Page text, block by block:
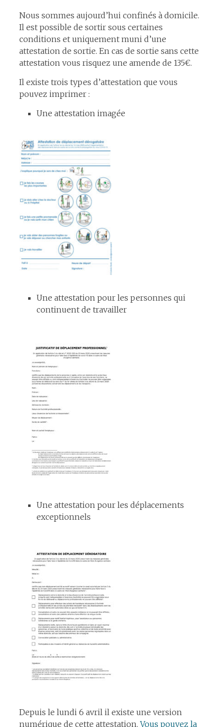
Nous sommes aujourd’hui confinés à domicile.
Il est possible de sortir sous certaines
conditions et uniquement muni d’une
attestation de sortie. En cas de sortie sans cette
attestation vous risquez une amende de 135€.
Il existe trois types d’attestation que vous
pouvez imprimer :
Une attestation imagée
Une attestation pour les personnes qui
continuent de travailler
Une attestation pour les déplacements
exceptionnels
Depuis le lundi 6 avril il existe une version
numérique de cette attestation.Vous pouvez la